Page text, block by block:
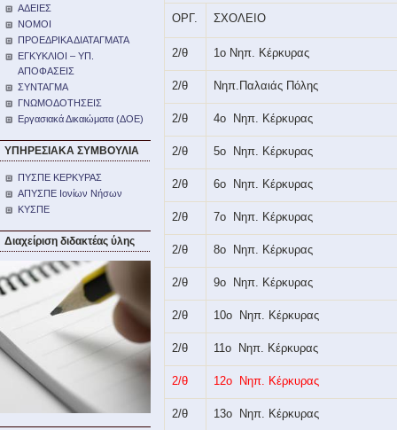
ΟΡΓ. ΣΧΟΛΕΙΟ
2/θ 1ο Νηπ. Κέρκυρας
2/θ Νηπ.Παλαιάς Πόλης
2/θ 4ο Νηπ. Κέρκυρας
2/θ 5ο Νηπ. Κέρκυρας
2/θ 6ο Νηπ. Κέρκυρας
2/θ 7ο Νηπ. Κέρκυρας
2/θ 8ο Νηπ. Κέρκυρας
2/θ 9ο Νηπ. Κέρκυρας
2/θ 10ο Νηπ. Κέρκυρας
2/θ 11ο Νηπ. Κέρκυρας
2/θ 12ο Νηπ. Κέρκυρας
2/θ 13ο Νηπ. Κέρκυρας
ΑΔΕΙΕΣ
ΝΟΜΟΙ
ΠΡΟΕΔΡΙΚΑ ΔΙΑΤΑΓΜΑΤΑ
ΕΓΚΥΚΛΙΟΙ – ΥΠ.
ΑΠΟΦΑΣΕΙΣ
ΣΥΝΤΑΓΜΑ
ΓΝΩΜΟΔΟΤΗΣΕΙΣ
Εργασιακά Δικαιώματα (ΔΟΕ)
ΥΠΗΡΕΣΙΑΚΑ ΣΥΜΒΟΥΛΙΑ
ΠΥΣΠΕ ΚΕΡΚΥΡΑΣ
ΑΠΥΣΠΕ Ιονίων Νήσων
ΚΥΣΠΕ
Διαχείριση διδακτέας ύλης